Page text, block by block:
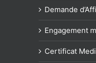
Demande
Engagement
Certificat